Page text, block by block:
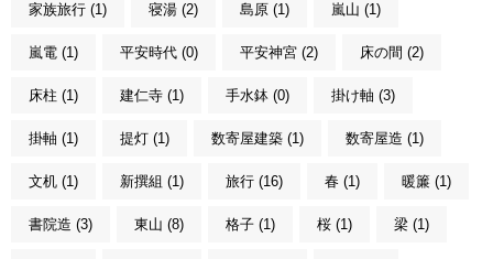
家族旅行 (1) 寝湯 (2) 島原 (1) 嵐山 (1)
嵐電 (1) 平安時代 (0) 平安神宮 (2) 床の間 (2)
床柱 (1) 建仁寺 (1) 手水鉢 (0) 掛け軸 (3)
掛軸 (1) 提灯 (1) 数寄屋建築 (1) 数寄屋造 (1)
文机 (1) 新撰組 (1) 旅行 (16) 春 (1) 暖簾 (1)
書院造 (3) 東山 (8) 格子 (1) 桜 (1) 梁 (1)